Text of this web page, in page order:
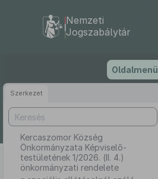
tartalomra
Nemzeti
Jogszabálytár
Oldalmenü
Szerkezet
Kercaszomor Község
Önkormányzata Képviselő-
testületének 1/2026. (II. 4.)
önkormányzati rendelete